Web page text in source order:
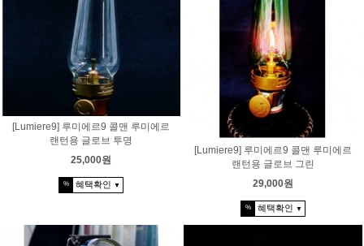
[Lumiere9] 루미에르9 콜맨 루미에르
랜턴용 글로브 투명
25,000원
% 혜택확인 ▼
[Lumiere9] 루미에르9 콜맨 루미에르
랜턴용 글로브 그린
29,000원
% 혜택확인 ▼